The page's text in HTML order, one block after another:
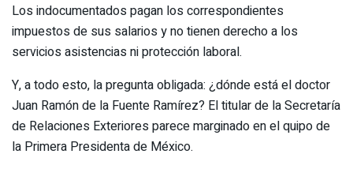
Los indocumentados pagan los correspondientes
impuestos de sus salarios y no tienen derecho a los
servicios asistencias ni protección laboral.
Y, a todo esto, la pregunta obligada: ¿dónde está el doctor
Juan Ramón de la Fuente Ramírez? El titular de la Secretaría
de Relaciones Exteriores parece marginado en el quipo de
la Primera Presidenta de México.